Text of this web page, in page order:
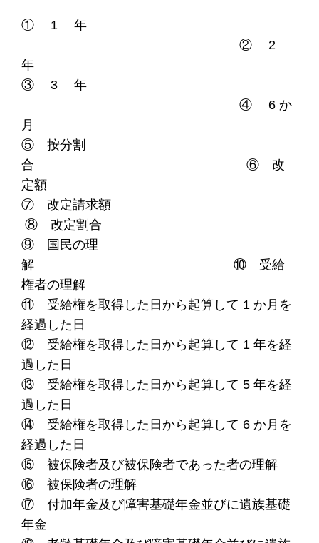
① 1 年
② 2
年
③ 3 年
④ 6 か
月
⑤ 按分割
合 ⑥ 改
定額
⑦ 改定請求額
⑧ 改定割合
⑨ 国民の理
解 ⑩ 受給
権者の理解
⑪ 受給権を取得した日から起算して 1 か月を
経過した日
⑫ 受給権を取得した日から起算して 1 年を経
過した日
⑬ 受給権を取得した日から起算して 5 年を経
過した日
⑭ 受給権を取得した日から起算して 6 か月を
経過した日
⑮ 被保険者及び被保険者であった者の理解
⑯ 被保険者の理解
⑰ 付加年金及び障害基礎年金並びに遺族基礎
年金